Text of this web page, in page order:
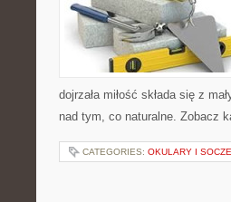
dojrzała miłość składa się z
nad tym, co naturalne. Zobacz
CATEGORIES: OKULARY I